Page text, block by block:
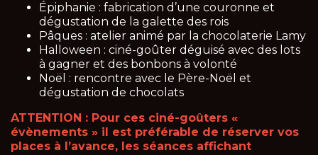
Épiphanie : fabrication d’une couronne et
dégustation de la galette des rois
Pâques : atelier animé par la chocolaterie Lamy
Halloween : ciné-goûter déguisé avec des lots
à gagner et des bonbons à volonté
Noël : rencontre avec le Père-Noël et
dégustation de chocolats
ATTENTION : Pour ces ciné-goûters «
évènements » il est préférable de réserver vos
places à l’avance, les séances affichant